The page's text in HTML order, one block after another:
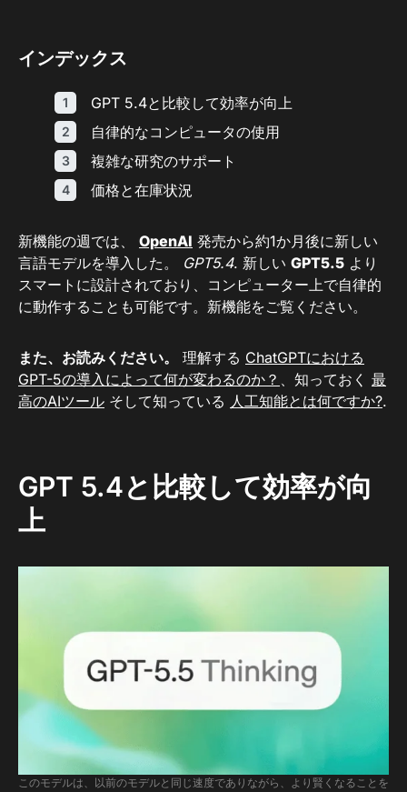
インデックス
GPT 5.4と比較して効率が向上
自律的なコンピュータの使用
複雑な研究​​のサポート
価格と在庫状況
新機能の週では、 OpenAI 発売から約1か月後に新しい
言語モデルを導入した。 GPT5.4. 新しい GPT5.5 より
スマートに設計されており、コンピューター上で自律的
に動作することも可能です。新機能をご覧ください。
また、お読みください。 理解する ChatGPTにおける
GPT-5の導入によって何が変わるのか？ 、知っておく 最
高のAIツール そして知っている 人工知能とは何ですか?.
GPT 5.4と比較して効率が向
上
このモデルは、以前のモデルと同じ速度でありながら、より賢くなることを